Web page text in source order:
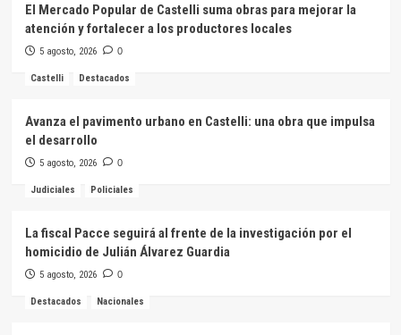
El Mercado Popular de Castelli suma obras para mejorar la
atención y fortalecer a los productores locales
5 agosto, 2026 0
Castelli Destacados
Avanza el pavimento urbano en Castelli: una obra que impulsa
el desarrollo
5 agosto, 2026 0
Judiciales Policiales
La fiscal Pacce seguirá al frente de la investigación por el
homicidio de Julián Álvarez Guardia
5 agosto, 2026 0
Destacados Nacionales